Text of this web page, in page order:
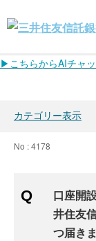
▶こちらからAIチャ
カテゴリー表示
No : 4178
口座開
井住友
つ届き